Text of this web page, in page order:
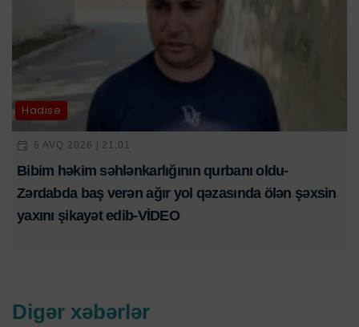
Hadisə
6 AVQ 2026 | 21:01
Bibim həkim səhlənkarlığının qurbanı oldu-
Zərdabda baş verən ağır yol qəzasında ölən şəxsin
yaxını şikayət edib-VİDEO
Digər xəbərlər